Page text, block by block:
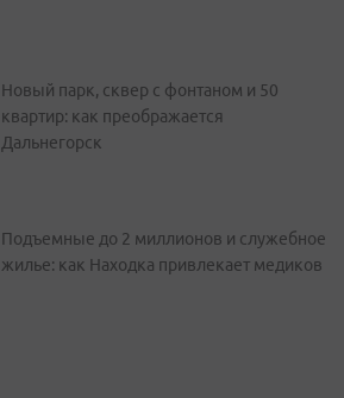
Новый парк, сквер с фонтаном и 50
квартир: как преображается
Дальнегорск
Подъемные до 2 миллионов и служебное
жилье: как Находка привлекает медиков